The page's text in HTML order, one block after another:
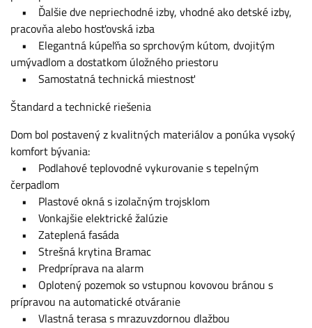
• Ďalšie dve nepriechodné izby, vhodné ako detské izby,
pracovňa alebo hosťovská izba
• Elegantná kúpeľňa so sprchovým kútom, dvojitým
umývadlom a dostatkom úložného priestoru
• Samostatná technická miestnosť
Štandard a technické riešenia
Dom bol postavený z kvalitných materiálov a ponúka vysoký
komfort bývania:
• Podlahové teplovodné vykurovanie s tepelným
čerpadlom
• Plastové okná s izolačným trojsklom
• Vonkajšie elektrické žalúzie
• Zateplená fasáda
• Strešná krytina Bramac
• Predpríprava na alarm
• Oplotený pozemok so vstupnou kovovou bránou s
prípravou na automatické otváranie
• Vlastná terasa s mrazuvzdornou dlažbou